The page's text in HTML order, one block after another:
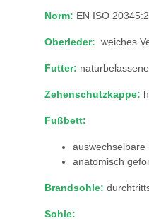
Norm: EN ISO
Oberleder: weiches
Futter:
Zehenschutzkappe:
Fußbett:
anatomisch
Brandsohle:
Sohle: